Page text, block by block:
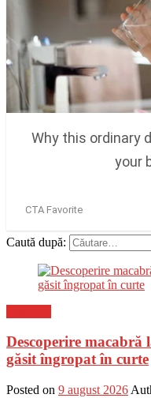
Caută după:
Descoperire
găsit îngropat în curte
Posted on 9 august 2026